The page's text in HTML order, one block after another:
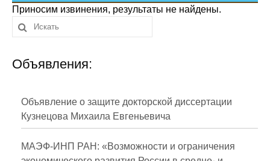
Сотрудники
Отчетность
Противодействие коррупции
Публикации
Научная жизнь
Приносим извинения, результаты не найдены.
Объявления:
Объявление о защите докторской диссертации
Кузнецова Михаила Евгеньевича
МАЭФ-ИНП РАН: «Возможности и ограничения